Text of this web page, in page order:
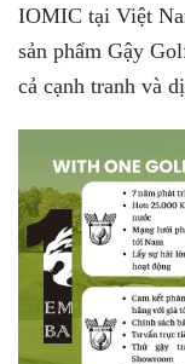
IOMIC tại Việt
sản phẩm Gậy
cả cạnh tranh và